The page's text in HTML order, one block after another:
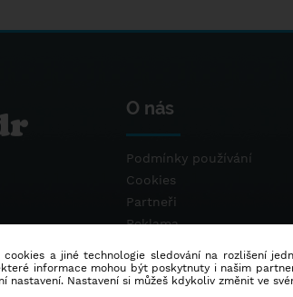
O nás
Podmínky používání
Cookies
Partneři
Reklama
cookies a jiné technologie sledování na rozlišení
informace mohou být poskytnuty i našim
nastavení. Nastavení si můžeš kdykoliv změnit ve